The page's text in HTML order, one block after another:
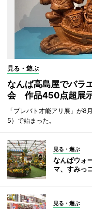
見る・遊ぶ
なんば高島屋でバラ
会 作品450点超展
「プレバト才能アリ展」が8
5）で始まった。
見る・遊ぶ
なんばウォ
マ、すみっ
見る・遊ぶ